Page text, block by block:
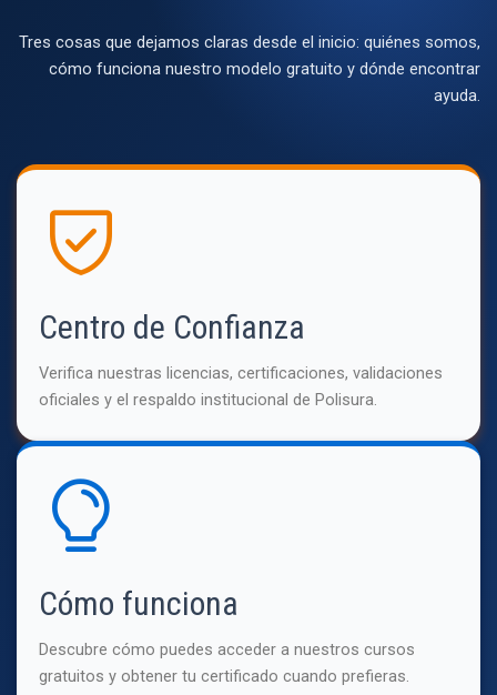
Tres cosas que dejamos claras desde el inicio: quiénes somos,
cómo funciona nuestro modelo gratuito y dónde encontrar
ayuda.
Centro de Confianza
Verifica nuestras licencias, certificaciones, validaciones
oficiales y el respaldo institucional de Polisura.
Cómo funciona
Descubre cómo puedes acceder a nuestros cursos
gratuitos y obtener tu certificado cuando prefieras.